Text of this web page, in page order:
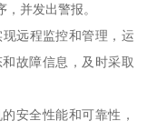
并发出警报。
远程监控和管理，运
故障信息，及时采取
安全性能和可靠性，